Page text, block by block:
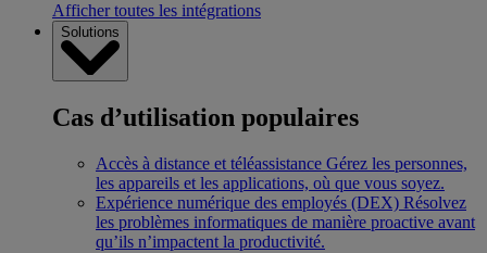
Afficher toutes les intégrations
Solutions
Cas d’utilisation populaires
Accès à distance et téléassistance Gérez les personnes,
les appareils et les applications, où que vous soyez.
Expérience numérique des employés (DEX) Résolvez
les problèmes informatiques de manière proactive avant
qu’ils n’impactent la productivité.